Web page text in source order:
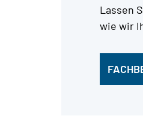
Lassen
wie wir